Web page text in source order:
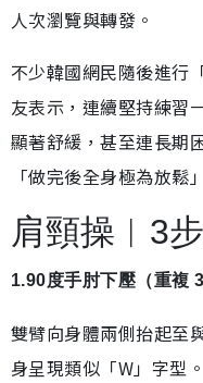
人次瀏覽與轉發。
不少韓國網民隨後進行
友表示，連續堅持練習
顯著舒緩，甚至連長期
「做完後全身極為放鬆
肩頸操︱3
1.90度手肘下壓（重複
雙臂向身體兩側抬起至
身呈現類似「W」字型。